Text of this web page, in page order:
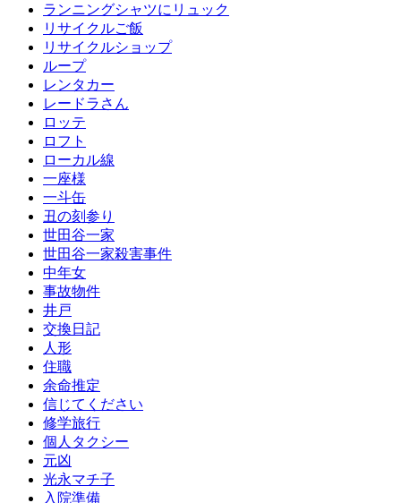
ランニングシャツにリュック
リサイクルご飯
リサイクルショップ
ループ
レンタカー
レードラさん
ロッテ
ロフト
ローカル線
一座様
一斗缶
丑の刻参り
世田谷一家
世田谷一家殺害事件
中年女
事故物件
井戸
交換日記
人形
住職
余命推定
信じてください
修学旅行
個人タクシー
元凶
光永マチ子
入院準備